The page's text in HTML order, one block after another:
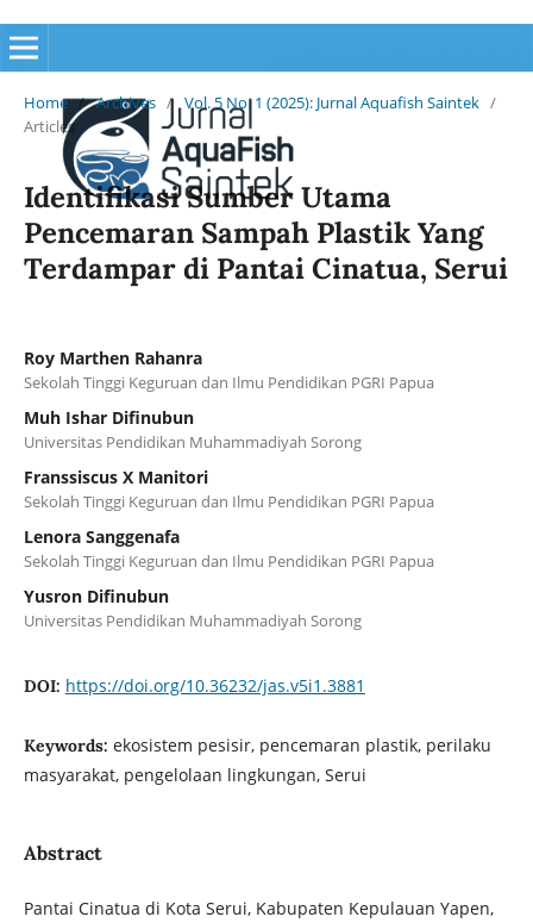
Home / Archives / Vol. 5 No. 1 (2025): Jurnal Aquafish Saintek /
Articles
Identifikasi Sumber Utama
Pencemaran Sampah Plastik Yang
Terdampar di Pantai Cinatua, Serui
Roy Marthen Rahanra
Sekolah Tinggi Keguruan dan Ilmu Pendidikan PGRI Papua
Muh Ishar Difinubun
Universitas Pendidikan Muhammadiyah Sorong
Franssiscus X Manitori
Sekolah Tinggi Keguruan dan Ilmu Pendidikan PGRI Papua
Lenora Sanggenafa
Sekolah Tinggi Keguruan dan Ilmu Pendidikan PGRI Papua
Yusron Difinubun
Universitas Pendidikan Muhammadiyah Sorong
DOI: https://doi.org/10.36232/jas.v5i1.3881
Keywords: ekosistem pesisir, pencemaran plastik, perilaku
masyarakat, pengelolaan lingkungan, Serui
Abstract
Pantai Cinatua di Kota Serui, Kabupaten Kepulauan Yapen,